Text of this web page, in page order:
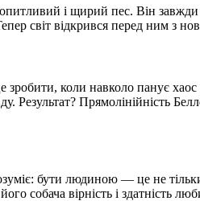
і щирий пес. Він
світ відкрився перед ним з
зробити, коли навколо панує
Результат? Прямолінійність
бути людиною — це не
собача вірність і здатність